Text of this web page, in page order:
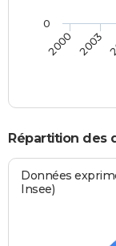
2000 2003
0
Répartition des
Données
Insee)